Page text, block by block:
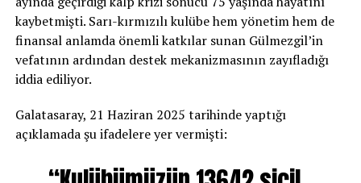
kaybetmişti. Sarı-kırmızılı kulübe hem yönetim hem de
finansal anlamda önemli katkılar sunan Gülmezgil’in
vefatının ardından destek mekanizmasının zayıfladığı
iddia ediliyor.
Galatasaray, 21 Haziran 2025 tarihinde yaptığı
açıklamada şu ifadelere yer vermişti: